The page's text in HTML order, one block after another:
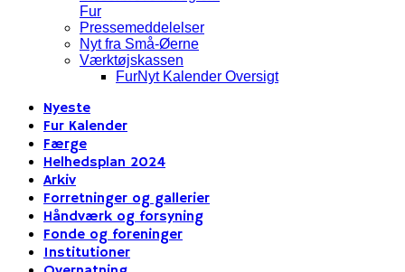
Fur
Pressemeddelelser
Nyt fra Små-Øerne
Værktøjskassen
FurNyt Kalender Oversigt
Nyeste
Fur Kalender
Færge
Helhedsplan 2024
Arkiv
Forretninger og gallerier
Håndværk og forsyning
Fonde og foreninger
Institutioner